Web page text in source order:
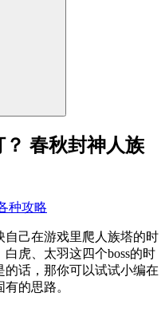
春秋封神人族
种攻略
己在游戏里爬人族塔的时
虎、太羽这四个boss的时
话，那你可以试试小编在
的思路。